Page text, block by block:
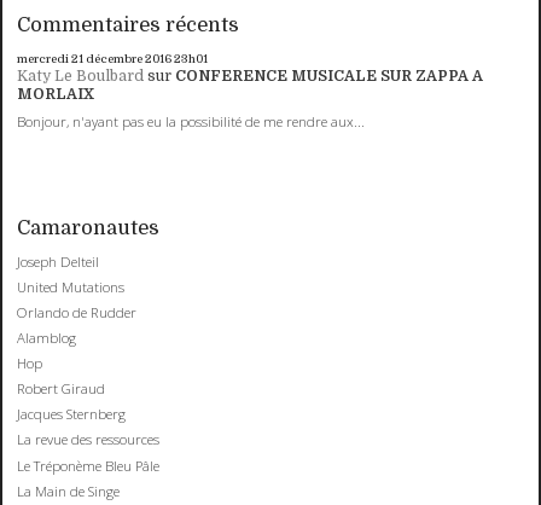
Commentaires récents
mercredi 21 décembre 201623h01
Katy Le Boulbard sur CONFERENCE MUSICALE SUR ZAPPA A
MORLAIX
Bonjour, n'ayant pas eu la possibilité de me rendre aux...
Camaronautes
Joseph Delteil
United Mutations
Orlando de Rudder
Alamblog
Hop
Robert Giraud
Jacques Sternberg
La revue des ressources
Le Tréponème Bleu Pâle
La Main de Singe